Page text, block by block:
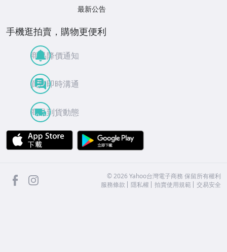
最新公告
手機逛拍賣，購物更便利
商品降價通知
買賣即時溝通
商品到貨動態
APP Store
facebook ©2026 Yahoo台灣電子商務 保留所有權利
服務條款
隱私權 拍賣使用規範 交易安全